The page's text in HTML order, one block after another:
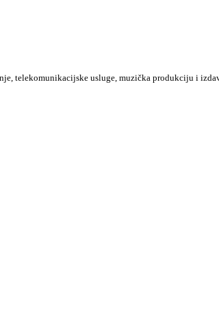
telekomunikacijske usluge, muzička produkciju i